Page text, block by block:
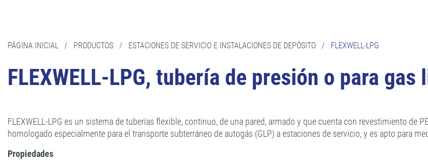
PÁGINA INICIAL / PRODUCTOS / ESTACIONES DE SERVICIO E INSTALACIONES DE DEPÓSITO / FLEXWELL-LPG
FLEXWELL-LPG, tubería de presión o para gas
FLEXWELL-LPG es un sistema de tuberías flexible, continuo, de una pared, armado y que cuenta con revestimiento de
homologado especialmente para el transporte subterráneo de autogás (GLP) a estaciones de servicio, y es apto para
Propiedades